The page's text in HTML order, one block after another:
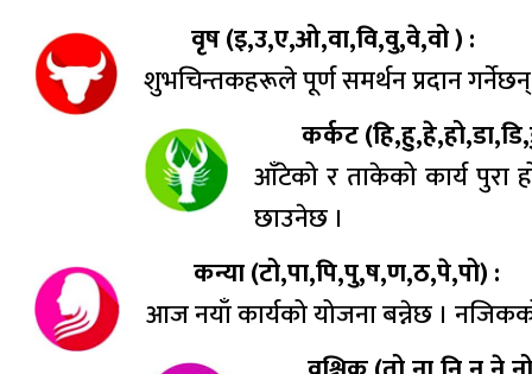
वृष (इ,उ,ए,ओ,वा,वि,वु,वे,वो ) :
शुभचिन्तकहरूले पूर्ण समर्थन प्रदान
कर्कट
आँटेको र ताकेको कार्य पुरा
छाउनेछ ।
कन्या (टो,पा,पि,पु,ष,ण,ठ,पे,पो) :
आज नयाँ कार्यको योजना बन्नेछ ।